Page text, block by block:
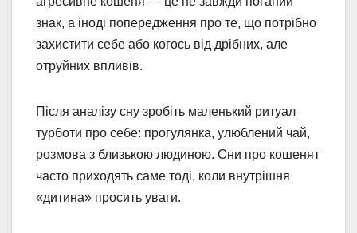
знак, а іноді попередження про те, що потрібно
захистити себе або когось від дрібних, але
отруйних впливів.
Після аналізу сну зробіть маленький ритуал
турботи про себе: прогулянка, улюблений чай,
розмова з близькою людиною. Сни про кошенят
часто приходять саме тоді, коли внутрішня
«дитина» просить уваги.